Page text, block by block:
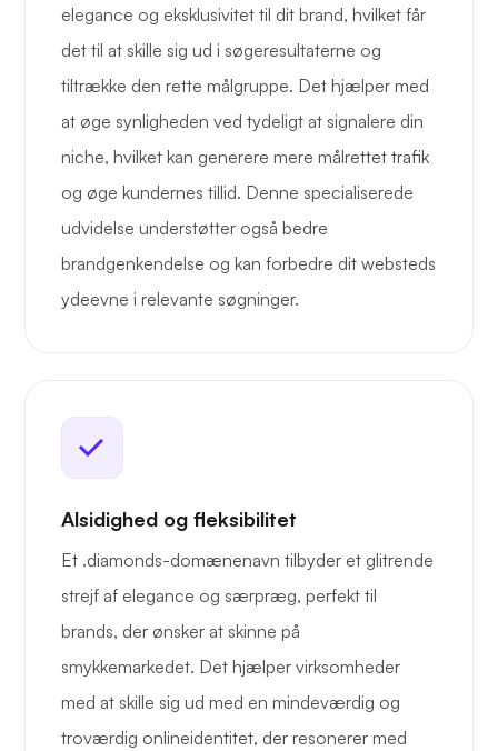
elegance og eksklusivitet til dit brand, hvilket får
det til at skille sig ud i søgeresultaterne og
tiltrække den rette målgruppe. Det hjælper med
at øge synligheden ved tydeligt at signalere din
niche, hvilket kan generere mere målrettet trafik
og øge kundernes tillid. Denne specialiserede
udvidelse understøtter også bedre
brandgenkendelse og kan forbedre dit websteds
ydeevne i relevante søgninger.
Alsidighed og fleksibilitet
Et .diamonds-domænenavn tilbyder et glitrende
strejf af elegance og særpræg, perfekt til
brands, der ønsker at skinne på
smykkemarkedet. Det hjælper virksomheder
med at skille sig ud med en mindeværdig og
troværdig onlineidentitet, der resonerer med